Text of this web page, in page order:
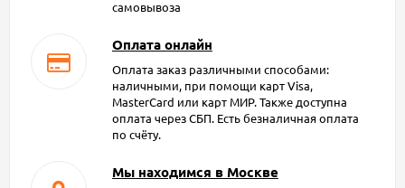
самовывоза
Оплата онлайн
Оплата заказ различными способами:
наличными, при помощи карт Visa,
MasterCard или карт МИР. Также доступна
оплата через СБП. Есть безналичная оплата
по счёту.
Мы находимся в Москве